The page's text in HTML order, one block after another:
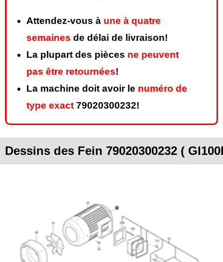
Attendez-vous à une à quatre
semaines de délai de livraison!
La plupart des pièces ne peuvent
pas être retournées!
La machine doit avoir le numéro de
type exact 79020300232!
Dessins des Fein 79020300232 (